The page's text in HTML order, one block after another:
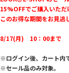
15%OFFでご購入いただ
このお得な期間をお見逃
8/17(月) 10：00まで
※ログイン後、カート内
※セール品のみ対象。